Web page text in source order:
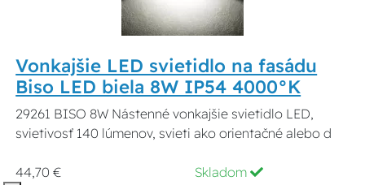
Vonkajšie LED svietidlo na fasádu
Biso LED biela 8W IP54 4000°K
29261 BISO 8W Nástenné vonkajšie svietidlo LED,
svietivosť 140 lúmenov, svieti ako orientačné alebo d
44,70 €
Skladom